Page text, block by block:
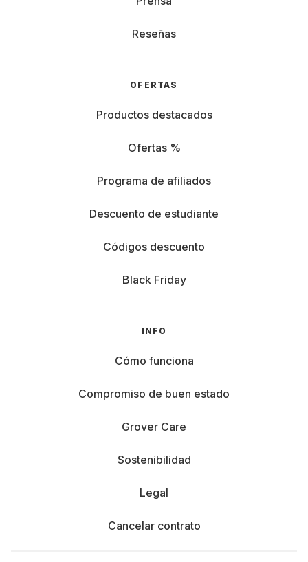
Reseñas
OFERTAS
Productos destacados
Ofertas %
Programa de afiliados
Descuento de estudiante
Códigos descuento
Black Friday
INFO
Cómo funciona
Compromiso de buen estado
Grover Care
Sostenibilidad
Legal
Cancelar contrato